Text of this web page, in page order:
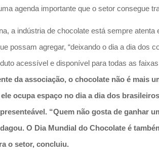
agenda importante que o setor consegue
a indústria de chocolate está sempre atenta
possam agregar, “deixando o dia a dia dos
acessível e disponível para todas as
da associação, o chocolate não é mais
ocupa espaço no dia a dia dos
“Quem não gosta de ganhar
O Dia Mundial do Chocolate é
o setor, concluiu.